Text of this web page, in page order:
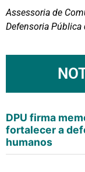
Assessoria de
Defensoria Pública
DPU firma
fortalecer a
humanos